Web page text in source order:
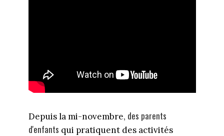
Depuis la mi-novembre, des parents
d'enfants qui pratiquent des activités